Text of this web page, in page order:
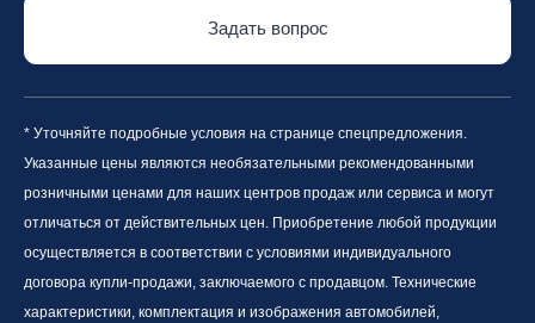
Задать вопрос
* Уточняйте подробные условия на странице спецпредложения.
Указанные цены являются необязательными рекомендованными
розничными ценами для наших центров продаж или сервиса и могут
отличаться от действительных цен. Приобретение любой продукции
осуществляется в соответствии с условиями индивидуального
договора купли-продажи, заключаемого с продавцом. Технические
характеристики, комплектация и изображения автомобилей,